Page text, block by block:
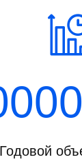
Годовой